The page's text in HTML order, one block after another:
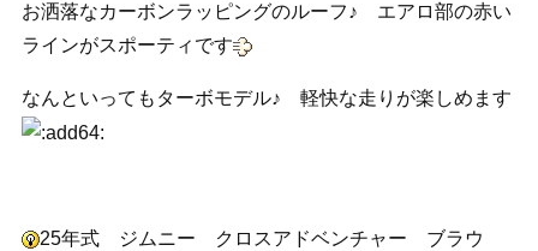
お洒落なカーボンラッピングのルーフ♪ エアロ部の赤い
ラインがスポーティです
なんといってもターボモデル♪ 軽快な走りが楽しめます
25年式 ジムニー クロスアドベンチャー ブラウ